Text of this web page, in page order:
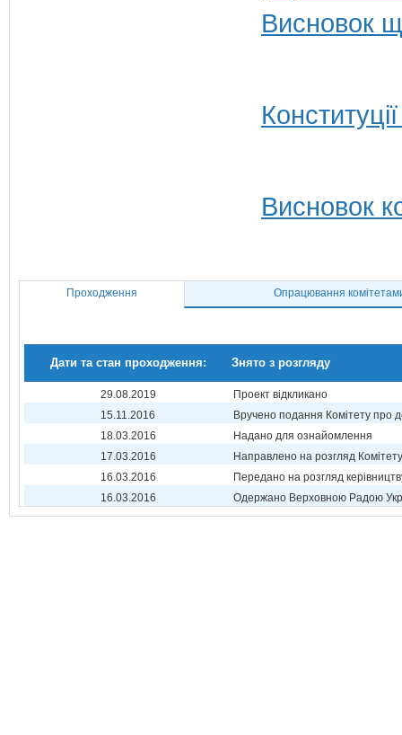
Висновок
Висновок
Проходження Опрацювання
Дати та стан проходження: Знято з розгляду
29.08.2019
Проект відкликано
15.11.2016
Вручено подання Комітету про
18.03.2016
Надано для ознайомлення
17.03.2016
Направлено на розгляд Комітету
16.03.2016
Передано на розгляд
16.03.2016
Одержано Верховною Радою